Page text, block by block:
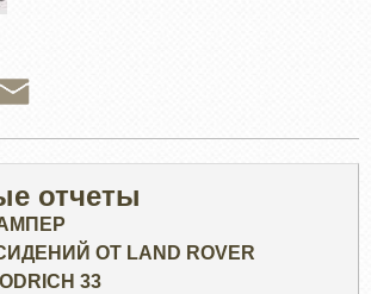
отчеты
ОТ LAND ROVER
33